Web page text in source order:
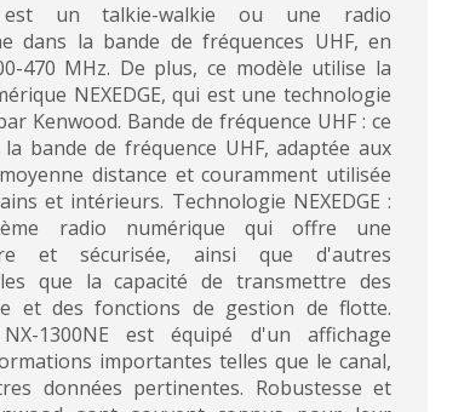
est un talkie-walkie ou une radio
dans la bande de fréquences UHF, en
470 MHz. De plus, ce modèle utilise la
NEXEDGE, qui est une technologie
Kenwood. Bande de fréquence UHF : ce
bande de fréquence UHF, adaptée aux
distance et couramment utilisée
et intérieurs. Technologie NEXEDGE :
radio numérique qui offre une
et sécurisée, ainsi que d'autres
que la capacité de transmettre des
et des fonctions de gestion de flotte.
1300NE est équipé d'un affichage
importantes telles que le canal,
données pertinentes. Robustesse et